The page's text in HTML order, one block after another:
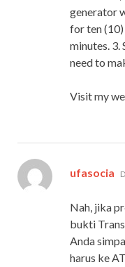
generator
for ten (10)
minutes. 3.
need to
Visit my
ufasocia
Nah, jika
bukti
Anda
harus ke